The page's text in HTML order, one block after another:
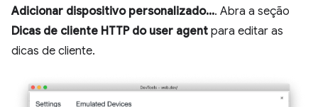
Adicionar dispositivo personalizado.... Abra a seção
Dicas de cliente HTTP do user agent para editar as
dicas de cliente.